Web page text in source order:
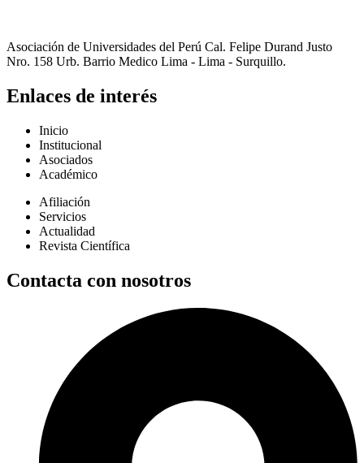
Asociación de Universidades del Perú Cal. Felipe Durand Justo
Nro. 158 Urb. Barrio Medico Lima - Lima - Surquillo.
Enlaces de interés
Inicio
Institucional
Asociados
Académico
Afiliación
Servicios
Actualidad
Revista Científica
Contacta con nosotros